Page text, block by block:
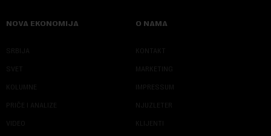
NOVA EKONOMIJA
SRBIJA
SVET
KOLUMNE
PRIČE I ANALIZE
VIDEO
O NAMA
KONTAKT
MARKETING
IMPRESSUM
NJUZLETER
KLIJENTI